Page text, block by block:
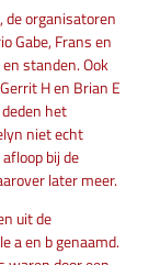
organisatoren
Gabe, Frans en
standen. Ook
H en Brian E
het
niet echt
bij de
later meer.
uit de
a en b genaamd.